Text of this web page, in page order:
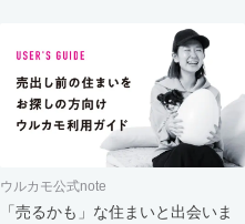
ウルカモ公式note
「売るかも」な住まいと出会いま